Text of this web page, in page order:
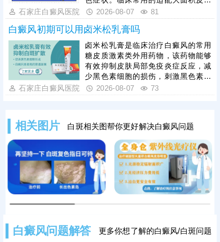
同作用，快速修复受损黑色素细胞，
缩短治疗周期。
的激素药物，需根据患者年龄、皮损
部位、病情轻重针对性选择，具体用
药种类、剂量、使用周期均需严格遵
从医嘱。患者严禁自行选购、增减药
量，盲目用药易引发皮肤萎缩、毛细
血管扩张、色素异常、激素依赖等副
作用，损害皮肤健康。单纯使用激素
药物治疗大面积白癜风效果有限，联
合311窄谱uvb照射综合方案，能有效
石家庄白癜风医院 2026-08-07 81
白癜风初期可以用卤米松乳膏吗
卤米松乳膏是临床治疗白癜风的常用
糖皮质激素类外用药物，该药物能够
有效抑制皮肤局部免疫炎症反应，减
少黑色素细胞的损伤，刺激黑色素再
生，可有效控制白斑扩散、淡化皮
体质等情况，严格遵从医嘱，避免不
当用药引发皮肤萎缩、色素异常等副
作用。临床治疗中，初期白癜风采用
卤米松乳膏外用，搭配308准分子激
光照射联合治疗，可内外协同作用，
加速黑色素
石家庄白癜风医院 2026-08-07 73
相关图片 白斑相关图帮你更好解决白癜风问题
白癜风问题解答 更多你想了解的白癜风/白斑问题